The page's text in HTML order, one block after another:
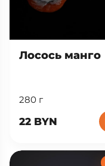
Лосось манго
280 г
22 BYN